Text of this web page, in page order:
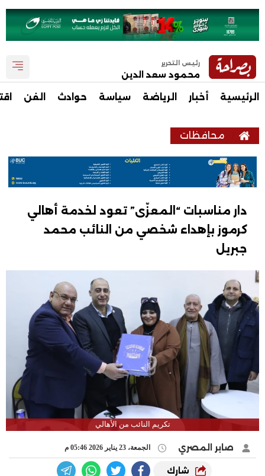
رئيس التحرير
محمود سعد الدين
الرئيسية أخبار الرياضة سياسة حوادث الفن
محافظات
دار مناسبات “المعزّى” تعود لخدمة أهالي
كرموز بإهداء شخصي من النائب محمد
جبريل
تكريم النائب من الأهالي
صابر المصري الجمعة، 23 يناير 2026 05:46 م
شارك